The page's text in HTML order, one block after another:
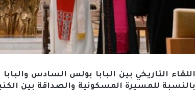
اللقاء التاريخي بين البابا بولس السادس
بالنسبة للمسيرة المسكونية والصداقة بين